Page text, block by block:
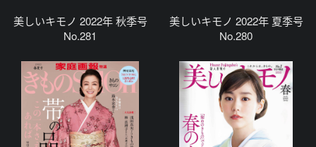
美しいキモノ 2022年 秋季号
No.281
美しいキモノ 2022年 夏季号
No.280